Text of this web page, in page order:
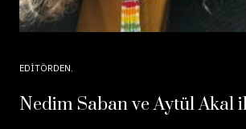
EDITÖRDEN
Nedim Saban ve Aytül Akal